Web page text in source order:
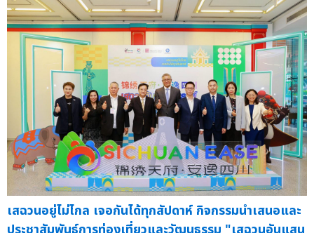
เสฉวนอยู่ไม่ไกล เจอกันได้ทุกสัปดาห์ กิจกรรมนำเสนอและ